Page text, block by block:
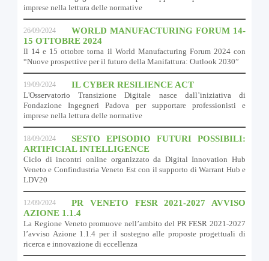
imprese nella lettura delle normative
26/09/2024
WORLD MANUFACTURING FORUM 14-
15 OTTOBRE 2024
Il 14 e 15 ottobre torna il World Manufacturing Forum 2024 con
“Nuove prospettive per il futuro della Manifattura: Outlook 2030”
19/09/2024 IL CYBER RESILIENCE ACT
L'Osservatorio Transizione Digitale nasce dall’iniziativa di
Fondazione Ingegneri Padova per supportare professionisti e
imprese nella lettura delle normative
18/09/2024
SESTO EPISODIO FUTURI POSSIBILI:
ARTIFICIAL INTELLIGENCE
Ciclo di incontri online organizzato da Digital Innovation Hub
Veneto e Confindustria Veneto Est con il supporto di Warrant Hub e
LDV20
12/09/2024
PR VENETO FESR 2021-2027 AVVISO
AZIONE 1.1.4
La Regione Veneto promuove nell’ambito del PR FESR 2021-2027
l’avviso Azione 1.1.4 per il sostegno alle proposte progettuali di
ricerca e innovazione di eccellenza